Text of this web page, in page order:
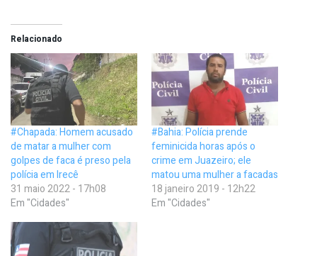
Relacionado
#Chapada: Homem acusado
de matar a mulher com
golpes de faca é preso pela
polícia em Irecê
31 maio 2022 - 17h08
Em "Cidades"
#Bahia: Polícia prende
feminicida horas após o
crime em Juazeiro; ele
matou uma mulher a facadas
18 janeiro 2019 - 12h22
Em "Cidades"